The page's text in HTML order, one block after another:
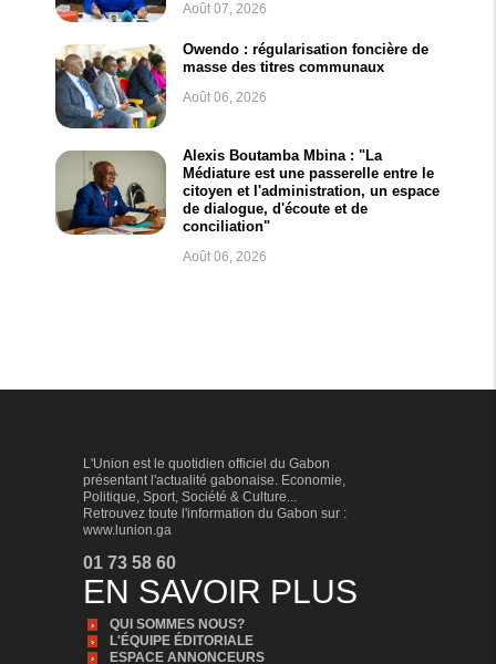
Août 07, 2026
Owendo : régularisation foncière de
masse des titres communaux
Août 06, 2026
Alexis Boutamba Mbina : "La
Médiature est une passerelle entre le
citoyen et l'administration, un espace
de dialogue, d'écoute et de
conciliation"
Août 06, 2026
L'Union est le quotidien officiel du Gabon
présentant l'actualité gabonaise. Economie,
Politique, Sport, Société & Culture...
Retrouvez toute l'information du Gabon sur :
www.lunion.ga
01 73 58 60
EN SAVOIR PLUS
QUI SOMMES NOUS?
L'ÉQUIPE ÉDITORIALE
ESPACE ANNONCEURS